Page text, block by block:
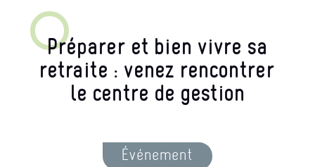
Préparer et bien vivre sa
retraite : venez rencontrer
le centre de gestion
Événement